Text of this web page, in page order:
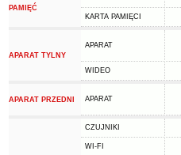
PAMIĘĆ
KARTA PAMIĘCI
APARAT TYLNY
APARAT
WIDEO
APARAT PRZEDNI APARAT
CZUJNIKI
WI-FI